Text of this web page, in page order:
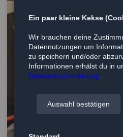
Ein paar kleine Kekse
Wir brauchen deine
Datennutzungen um
zu speichern und/oder
Informationen erhälst du in
Datenschutzerklärung
Auswahl bestätigen